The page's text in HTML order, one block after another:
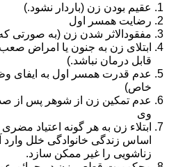
عقیم بودن زن (باردار نشود.)
رضایت همسر اول
مفقودالاثر شدن زن (به صورتی
ابتلای زن به جنون یا امراض صعب
قابل درمان نباشد.)
عدم قدرت همسر اول به ایفای
خاص)
عدم تمکین زن از شوهر پس از
وی
ابتلاء زن به هر گونه اعتیاد
اساس زندگی خانوادگی خلل وارد
زناشویی را غیر ممکن سازد.